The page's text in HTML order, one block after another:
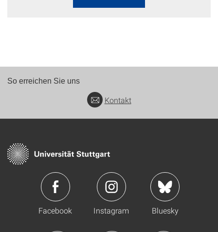
So erreichen Sie uns
Kontakt
Facebook Instagram Bluesky